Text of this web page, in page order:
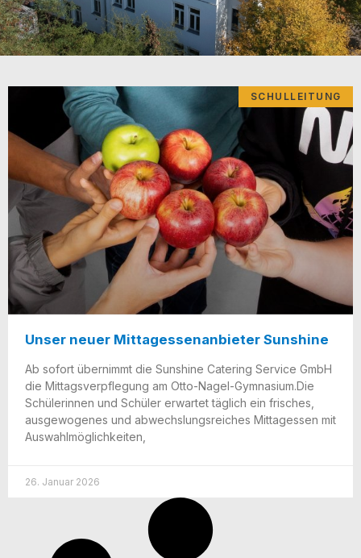
SCHULLEITUNG
Unser neuer Mittagessenanbieter Sunshine
Ab sofort über­nimmt die Suns­hi­ne Cate­ring Ser­vice GmbH
die Mit­tags­ver­pfle­gung am Otto-Nagel-Gym­na­si­um.Die
Schü­le­rin­nen und Schü­ler erwar­tet täg­lich ein fri­sches,
aus­ge­wo­ge­nes und abwechs­lungs­rei­ches Mit­tag­essen mit
Auswahlmöglichkeiten,
26. Januar 2026